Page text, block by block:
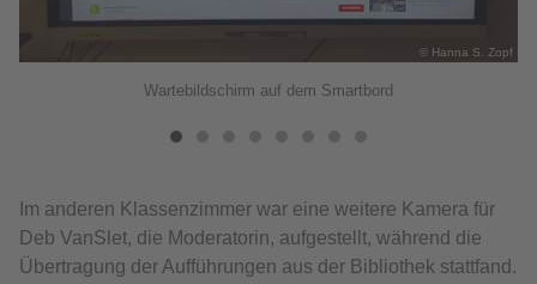
© Hanna S. Zopf
Wartebildschirm auf dem Smartbord
Im anderen Klassenzimmer war eine weitere Kamera für
Deb VanSlet, die Moderatorin, aufgestellt, während die
Übertragung der Aufführungen aus der Bibliothek stattfand.